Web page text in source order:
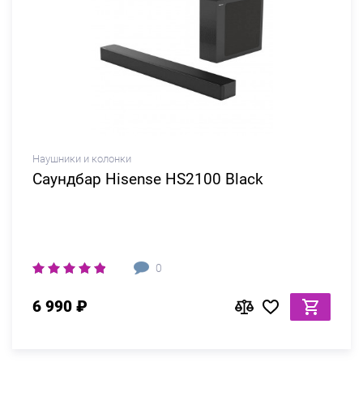
Наушники и колонки
Саундбар Hisense HS2100 Black
0
6 990 ₽